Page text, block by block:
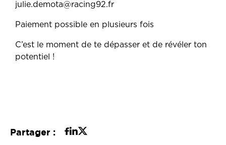
julie.demota@racing92.fr
Paiement possible en plusieurs fois
C’est le moment de te dépasser et de révéler ton
potentiel !
Partager :